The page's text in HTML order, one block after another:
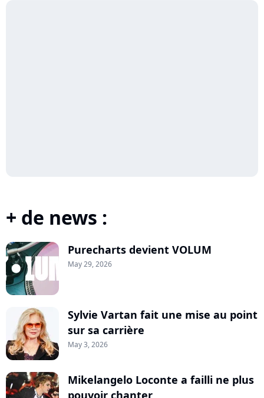
+ de news :
Purecharts devient VOLUM
May 29, 2026
Sylvie Vartan fait une mise au point
sur sa carrière
May 3, 2026
Mikelangelo Loconte a failli ne plus
pouvoir chanter